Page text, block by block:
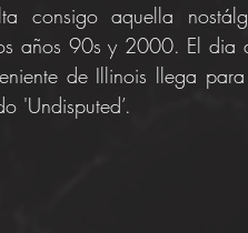
consigo aquella
años 90s y 2000. El dia
de Illinois llega
'Undisputed’.